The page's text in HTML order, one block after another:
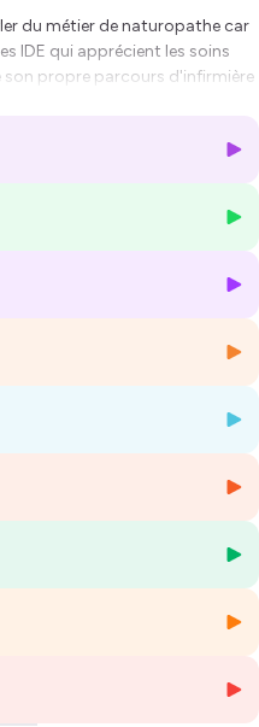
du métier de naturopathe car
IDE qui apprécient les soins
son propre parcours d'infirmière
j'ai créé un
test
ou votre plateforme d'écoute
le podcast. 🙏🙂
à travers cet article
vidéo ici :